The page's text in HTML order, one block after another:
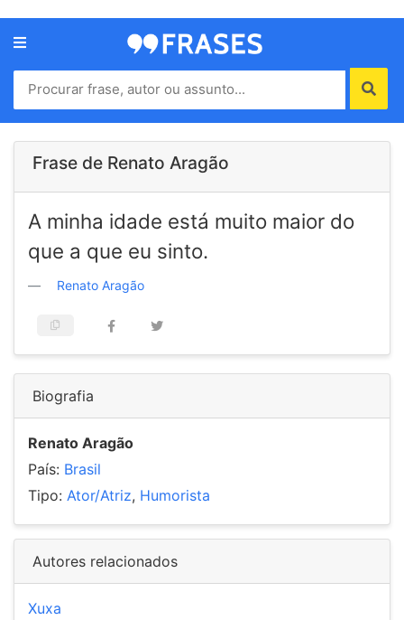
Menu
Home
Autores
de
Frase de Renato Aragão
A minha idade está muito maior do
que a que eu sinto.
Renato Aragão
Biografia
Renato Aragão
País: Brasil
Tipo: Ator/Atriz, Humorista
Autores relacionados
Xuxa